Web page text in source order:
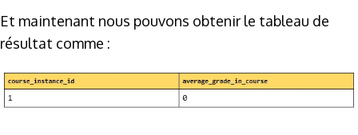
Et maintenant nous pouvons obtenir le tableau de
résultat comme :